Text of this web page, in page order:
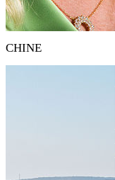
CHINE